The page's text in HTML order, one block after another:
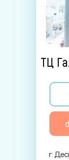
ТЦ
г.